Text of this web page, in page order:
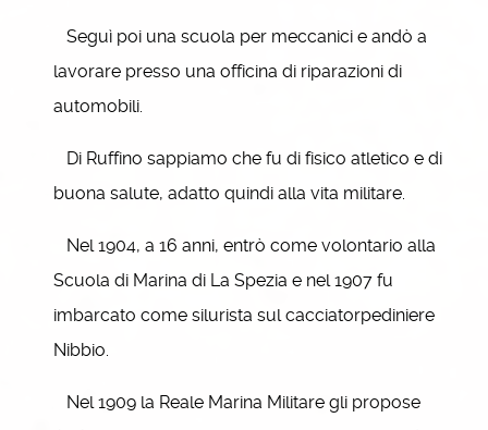
Seguì poi una scuola per meccanici e andò a
lavorare presso una officina di riparazioni di
automobili.
Di Ruffino sappiamo che fu di fisico atletico e di
buona salute, adatto quindi alla vita militare.
Nel 1904, a 16 anni, entrò come volontario alla
Scuola di Marina di La Spezia e nel 1907 fu
imbarcato come silurista sul cacciatorpediniere
Nibbio.
Nel 1909 la Reale Marina Militare gli propose